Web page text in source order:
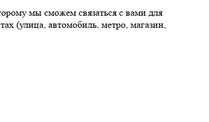
мы сможем связаться с вами для
(улица, автомобиль, метро, магазин,